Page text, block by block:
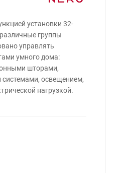
установки 32-
группы
управлять
умного дома:
шторами,
освещением,
нагрузкой.